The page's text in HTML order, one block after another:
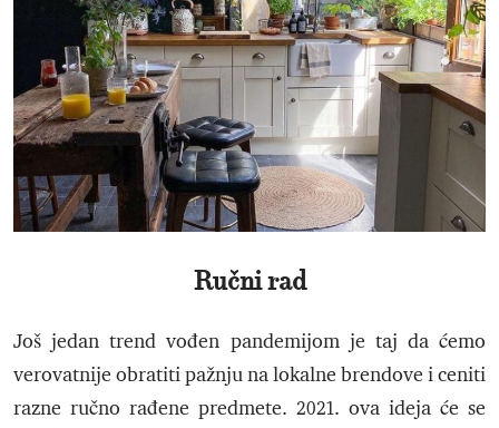
Ručni rad
Još jedan trend vođen pandemijom je taj da ćemo
verovatnije obratiti pažnju na lokalne brendove i ceniti
razne ručno rađene predmete. 2021. ova ideja će se